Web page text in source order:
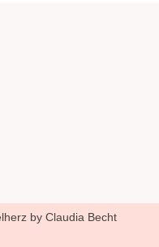
by Claudia Becht